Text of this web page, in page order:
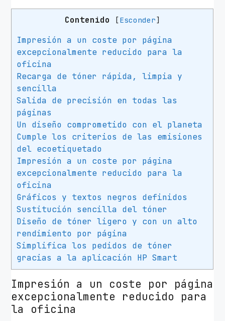
n
l
t
a
Contenido [Esconder]
Impresión a un coste por página
excepcionalmente reducido para la
oficina
Recarga de tóner rápida, limpia y
sencilla
Salida de precisión en todas las
páginas
Un diseño comprometido con el planeta
Cumple los criterios de las emisiones
del ecoetiquetado
Impresión a un coste por página
excepcionalmente reducido para la
oficina
Gráficos y textos negros definidos
Sustitución sencilla del tóner
Diseño de tóner ligero y con un alto
rendimiento por página
Simplifica los pedidos de tóner
gracias a la aplicación HP Smart
Impresión a un coste por página
excepcionalmente reducido para
la oficina